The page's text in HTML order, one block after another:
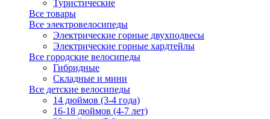
Туристические
Все товары
Все электровелосипеды
Электрические горные двухподвесы
Электрические горные хардтейлы
Все городские велосипеды
Гибридные
Складные и мини
Все детские велосипеды
14 дюймов (3-4 года)
16-18 дюймов (4-7 лет)